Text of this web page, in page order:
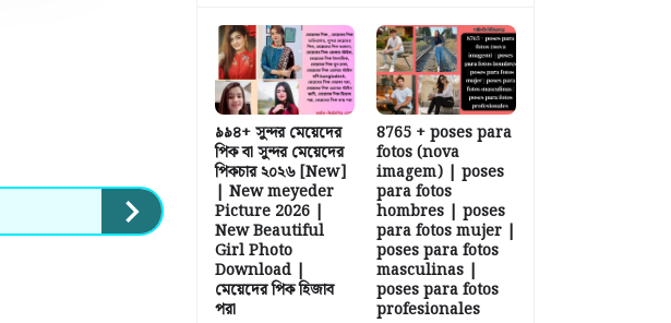
৯৯৪+ সুন্দর মেয়েদের
পিক বা সুন্দর মেয়েদের
পিকচার ২০২৬ [New]
| New meyeder
Picture 2026 |
New Beautiful
Girl Photo
Download |
মেয়েদের পিক হিজাব
পরা
8765 + poses para
fotos (nova
imagem) | poses
para fotos
hombres | poses
para fotos mujer |
poses para fotos
masculinas |
poses para fotos
profesionales